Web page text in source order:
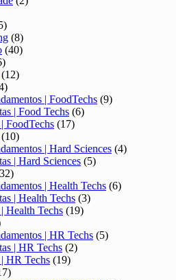
(8)
(40)
(12)
| FoodTechs (9)
| Food Techs (6)
FoodTechs (17)
(10)
| Hard Sciences (4)
| Hard Sciences (5)
| Health Techs (6)
| Health Techs (3)
Health Techs (19)
| HR Techs (5)
| HR Techs (2)
HR Techs (19)